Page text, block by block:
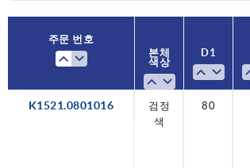
200
주문 번호
본체
색상
D1
검정
색
80
검정
색
80
검정
색
100
검정
색
100
검정
색
125
검정
색
125
검정
색
140
검정
색
140
검정
색
160
검정
색
160
검정
색
200
검정
색
200
실버 80
실버 80
실버 100
실버 100
실버 125
실버 125
실버 140
실버 140
실버 160
실버 160
실버 200
실버 200
검정
색
80
주문 번호
본체
색상
D1
K1521.0801016
검정
색
80